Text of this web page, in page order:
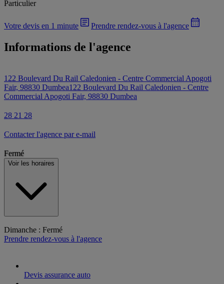
Particulier
Votre devis en 1 minute Prendre rendez-vous à l'agence
Informations de l'agence
122 Boulevard Du Rail Caledonien - Centre Commercial Apogoti
Fair, 98830 Dumbea122 Boulevard Du Rail Caledonien - Centre
Commercial Apogoti Fair, 98830 Dumbea
28 21 28
Contacter l'agence par e-mail
Fermé
Voir les horaires
Dimanche : Fermé
Prendre rendez-vous à l'agence
Devis assurance auto